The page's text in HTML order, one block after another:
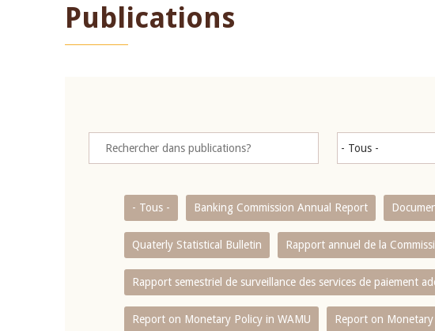
Publications
- Tous - Banking Commission Annual Report
Quaterly Statistical Bulletin Rapport annuel de la
Rapport semestriel de surveillance des services de paiement
Report on Monetary Policy in WAMU Report on